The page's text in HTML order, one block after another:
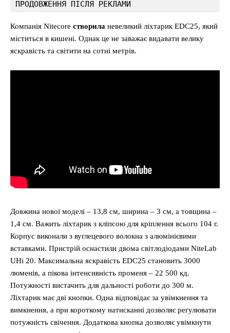
ПРОДОВЖЕННЯ ПІСЛЯ РЕКЛАМИ
Компанія Nitecore створила невеликий ліхтарик EDC25, який
міститься в кишені. Однак це не заважає видавати велику
яскравість та світити на сотні метрів.
Довжина нової моделі – 13,8 см, ширина – 3 см, а товщина –
1,4 см. Важить ліхтарик з кліпсою для кріплення всього 104 г.
Корпус виконали з вуглецевого волокна з алюмінієвими
вставками. Пристрій оснастили двома світлодіодами NiteLab
UHi 20. Максимальна яскравість EDC25 становить 3000
люменів, а пікова інтенсивність променя – 22 500 кд.
Потужності вистачить для дальності роботи до 300 м.
Ліхтарик має дві кнопки. Одна відповідає за увімкнення та
вимкнення, а при короткому натисканні дозволяє регулювати
потужність свічення. Додаткова кнопка дозволяє увімкнути